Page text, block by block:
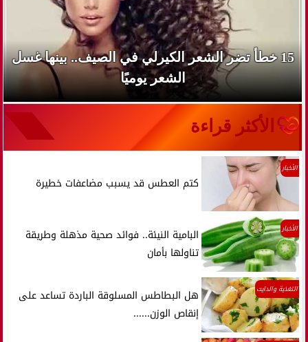
15 خطأ تضر الشعر الكيرلي في الصيف.. بينها غسل
الشعر يوميًا
الأكثر قراءة
الأخبار
كتم العطس قد يسبب مضاعفات خطيرة
الأخبار
البامية النيئة.. فوائد صحية مذهلة وطريقة
تناولها بأمان
التغذية والدايت
هل البطاطس المسلوقة الباردة تساعد على
إنقاص الوزن......